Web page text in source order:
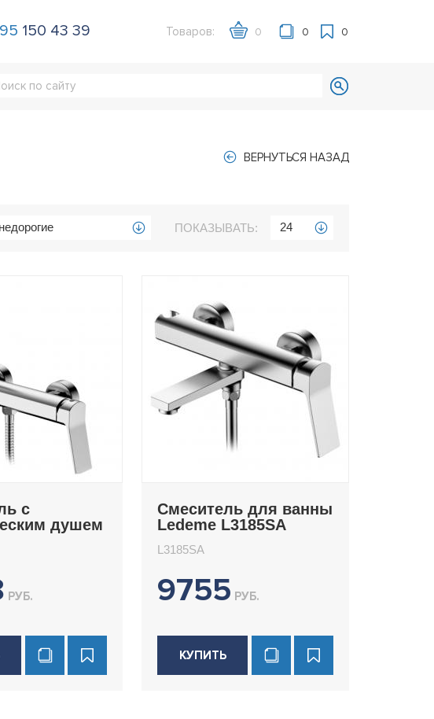
150 43 39 Товаров: 0 0 0
ВЕРНУТЬСЯ НАЗАД
ПОКАЗЫВАТЬ: 24
с
душем
РУБ.
Смеситель для ванны
Ledeme L3185SA
L3185SA
9755 РУБ.
КУПИТЬ